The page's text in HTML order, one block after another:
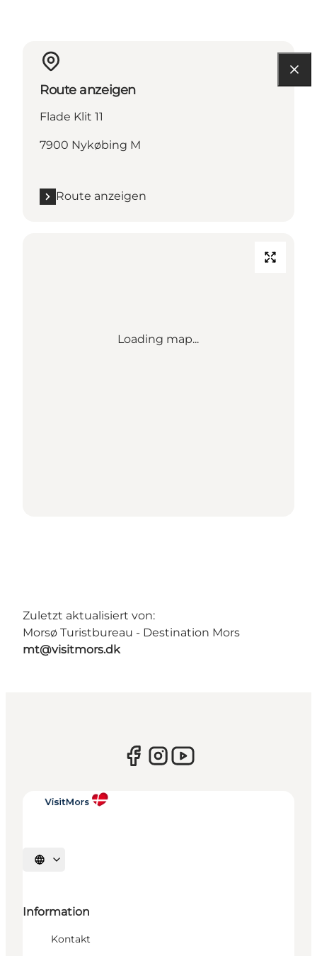
Route anzeigen
Flade Klit 11
7900 Nykøbing M
Route anzeigen
Loading map...
Zuletzt aktualisiert von:
Morsø Turistbureau - Destination Mors
mt@visitmors.dk
Sprache auswählen
Information
Kontakt